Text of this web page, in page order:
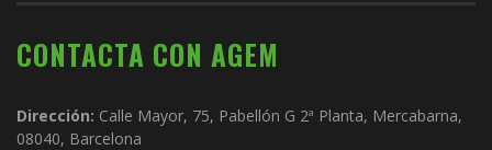
CONTACTA CON AGEM
Dirección: Calle Mayor, 75, Pabellón G 2ª Planta, Mercabarna,
08040, Barcelona